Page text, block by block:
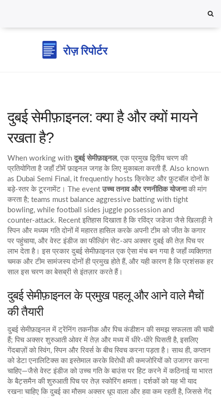
दुबई सेमीफ़ाइनल: क्या है और क्यों मायने
रखता है?
When working with दुबई सेमीफ़ाइनल, एक प्रमुख द्वितीय चरण की
प्रतियोगिता है जहाँ टीमें फ़ाइनल जगह के लिए मुकाबला करती हैं. Also known
as Dubai Semi Final , it frequently hosts क्रिकेट और फ़ुटबॉल दोनों के
बड़े‑स्तर के टूरनामेंट। The event उच्च तनाव और रणनीतिक योजनाकी मांग
करता है; teams must balance aggressive batting with tight
bowling, while football sides juggle possession and
counter‑attack. Recent इतिहास दिखाता है कि रविंद्र जडेजाजैसे खिलाड़ी ने
स्पिन और मध्यम गति दोनों में महारत हासिल करके अपनी टीम को जीत के कगार
पर पहुंचाया, और वेस्ट इंडीज का फील्डिंग सेट‑अप अक्सर दुबई की तेज़ पिच पर
लाभ देता है। इस प्रकार दुबई सेमीफ़ाइनल एक ऐसा मंच बन गया है जहाँ व्यक्तिगत
चमक और टीम सामंजस्य दोनों ही प्रमुख होते हैं, और यही कारण है कि प्रशंसक हर
साल इस चरण का बेसब्री से इंतज़ार करते हैं।
दुबई सेमीफ़ाइनल के प्रमुख पहलू और आने वाले मैचों
की तैयारी
दुबई सेमीफ़ाइनल में ट्रेंनिंग तकनीकऔर पिच कंडीशन की समझ सफलता की चाबी
हैं; पिच अक्सर शुरुआती ओवर में तेज़ और मध्य में धीरे‑धीरे घिसती है, इसलिए
गेंदबाज़ों को स्विंग, स्पिन और रिवर्स के बीच स्विच करना पड़ता है। साथ ही, कप्तान
को डेटा एनालिटिक्स का इस्तेमाल करके विरोधी की कमजोरियों को उजागर करना
चाहिए—जैसे वेस्ट इंडीज को उच्च गति के बाउंस पर हिट करने में कठिनाई या भारत
के बैट्समैन की शुरुआती पिच पर तेज़ स्कोरिंग क्षमता। दर्शकों को यह भी याद
रखना चाहिए कि दुबई का मौसम अक्सर धूप वाला और हवा कम रहती है, जिससे गेंद